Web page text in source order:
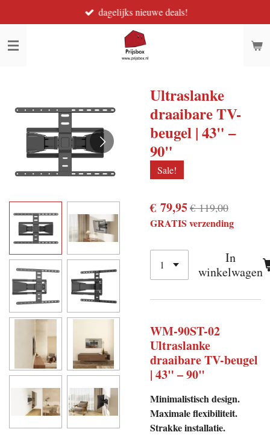
direct
naar
dagelijks nieuwe deals!
Ultraslanke
draaibare TV-
beugel | 43" –
90"
Sale!
€ 79,95€ 119,00
GRATIS verzending
In
winkelwagen
WM-90ST-02
Ultraslanke
draaibare TV-beugel
| 43" – 90"
Minimalistisch design.
Maximale flexibiliteit.
Strakke installatie.